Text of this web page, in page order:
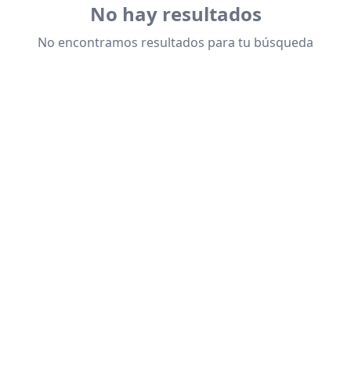
No hay resultados
No encontramos resultados para tu búsqueda